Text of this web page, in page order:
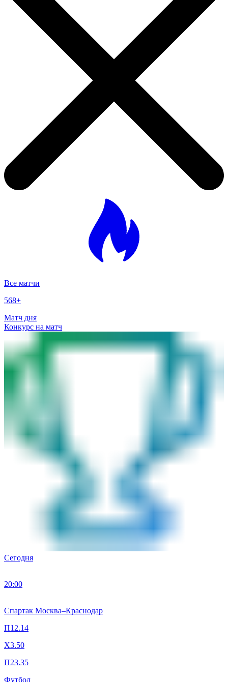
Все матчи
568+
Матч дня
Конкурс на матч
Сегодня
20:00
Спартак Москва–Краснодар
П1 2.14
X3.50
П23.35
Футбол